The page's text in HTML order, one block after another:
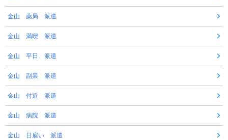
金山 薬局 派遣
金山 満喫 派遣
金山 平日 派遣
金山 副業 派遣
金山 付近 派遣
金山 病院 派遣
金山 日雇い 派遣